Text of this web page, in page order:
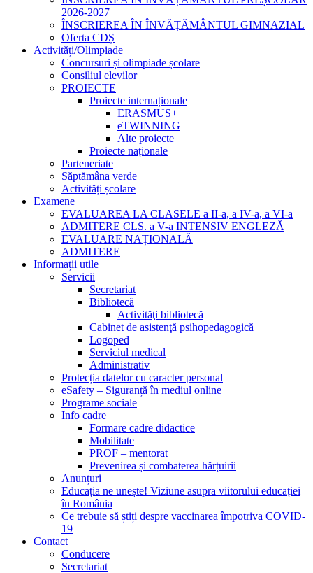
2026-2027
ÎNSCRIEREA ÎN ÎNVĂȚĂMÂNTUL GIMNAZIAL
Oferta CDȘ
Activități/Olimpiade
Concursuri și olimpiade școlare
Consiliul elevilor
PROIECTE
Proiecte internaționale
ERASMUS+
eTWINNING
Alte proiecte
Proiecte naționale
Parteneriate
Săptămâna verde
Activități școlare
Examene
EVALUAREA LA CLASELE a II-a, a IV-a, a VI-a
ADMITERE CLS. a V-a INTENSIV ENGLEZĂ
EVALUARE NAȚIONALĂ
ADMITERE
Informații utile
Servicii
Secretariat
Bibliotecă
Activităţi bibliotecă
Cabinet de asistenţă psihopedagogică
Logoped
Serviciul medical
Administrativ
Protecția datelor cu caracter personal
eSafety – Siguranță în mediul online
Programe sociale
Info cadre
Formare cadre didactice
Mobilitate
PROF – mentorat
Prevenirea și combaterea hărțuirii
Anunțuri
Educația ne unește! Viziune asupra viitorului educației
în România
Ce trebuie să știți despre vaccinarea împotriva COVID-
19
Contact
Conducere
Secretariat